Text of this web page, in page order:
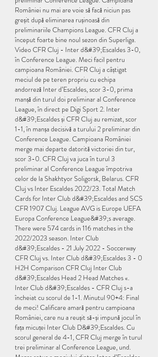
României nu mai are voie să facă niciun pas
greșit după eliminarea rușinoasă din
preliminariile Champions League. CFR Cluj a
început foarte bine noul sezon din Superliga.
Video CFR Cluj - Inter d&#39;Escaldes 3-0,
în Conference League. Meci facil pentru
campioana României. CFR Cluj a câștigat
meciul de pe teren propriu cu echipa
andorreză Inter d’Escaldes, scor 3-0, prima
manșă din turul doi preliminar al Conference
League, în direct pe Digi Sport 2. Inter
d&#39;Escaldes și CFR Cluj au remizat, scor
1-1, în manșa decisivă a turului 2 preliminar din
Conference League. Campioana României
merge mai departe datorită victoriei din tur,
scor 3-0. CFR Cluj va juca în turul 3
preliminar al Conference League împotriva
celor de la Shakhtyor Soligorsk, Belarus. CFR
Cluj vs Inter Escaldes 2022/23. Total Match
Cards for Inter Club d&#39;Escaldes and SCS
CFR 1907 Cluj. League AVG is Europe UEFA
Europa Conference League&#39;s average.
There were 574 cards in 116 matches in the
2022/2023 season. Inter Club
d&#39;Escaldes - 21 July 2022 - Soccerway
CFR Cluj vs. Inter Club d&#39;Escaldes 3 - 0
H2H Comparison CFR Cluj Inter Club
d&#39;Escaldes Head 2 Head Matches «.
Inter Club d&#39;Escaldes - CFR Cluj s-a
încheiat cu scorul de 1-1. Minutul 90+4: Final
de meci! Calificare amară pentru campioana
României, care nu a reușit să-și impună jocul în
fața micuței Inter Club D&#39;Escaldes. Cu
scorul general de 4-1, CFR Cluj merge în turul
trei preliminar al Conference League, und.